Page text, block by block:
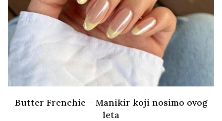
Butter Frenchie – Manikir koji nosimo ovog
leta